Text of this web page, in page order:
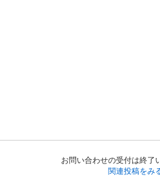
お問い合わせの受付は終了
関連投稿をみ